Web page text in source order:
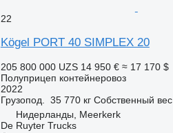
22
Kögel PORT 40 SIMPLEX 20
205 800 000 UZS 14 950 € ≈ 17 170 $
Полуприцеп контейнеровоз
2022
Грузопод.
35 770 кг Собственный вес
Нидерланды, Meerkerk
De Ruyter Trucks